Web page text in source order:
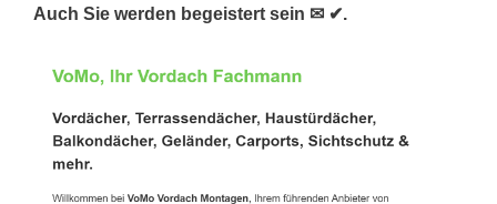
Auch Sie werden begeistert sein ✉ ✔.